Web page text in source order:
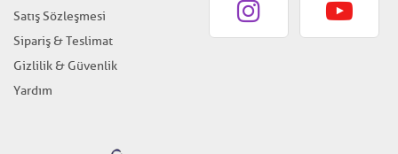
Satış Sözleşmesi
Sipariş & Teslimat
Gizlilik & Güvenlik
Yardım